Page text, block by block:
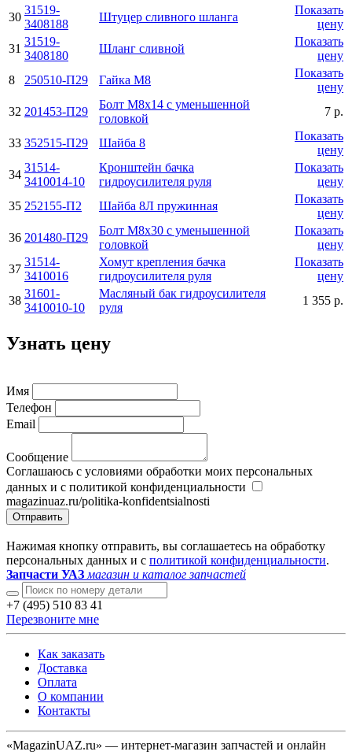
30
31519-
3408188
Штуцер сливного шланга
Показать
цену
31
31519-
3408180
Шланг сливной
Показать
цену
8
250510-П29 Гайка М8
Показать
цену
32 201453-П29
Болт М8х14 с уменьшенной
головкой
7 р.
33 352515-П29 Шайба 8
Показать
цену
34
31514-
3410014-10
Кронштейн бачка
гидроусилителя руля
Показать
цену
35 252155-П2 Шайба 8Л пружинная
Показать
цену
36 201480-П29
Болт М8х30 с уменьшенной
головкой
Показать
цену
37
31514-
3410016
Хомут крепления бачка
гидроусилителя руля
Показать
цену
38
31601-
3410010-10
Масляный бак гидроусилителя
руля
1 355 р.
Узнать цену
Имя
Телефон
Email
Сообщение
Соглашаюсь с условиями обработки моих персональных
данных и с политикой конфиденциальности
magazinuaz.ru/politika-konfidentsialnosti
Отправить
Нажимая кнопку отправить, вы соглашаетесь на обработку
персональных данных и с политикой конфиденциальности.
Запчасти УАЗ магазин и каталог запчастей
+7 (495) 510 83 41
Перезвоните мне
Как заказать
Доставка
Оплата
О компании
Контакты
«MagazinUAZ.ru» — интернет-магазин запчастей и онлайн